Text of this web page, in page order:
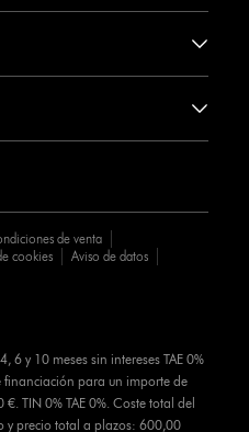
de venta
cookies
Aviso de datos
6 y 10 meses sin intereses TAE 0%
para un importe de
TIN 0% TAE 0%. Coste total del
y precio total a plazos: 600,00